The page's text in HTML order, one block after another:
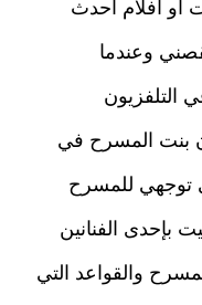
أفلام أحدث
وعندما
التلفزيون
بنت المسرح في
توجهي للمسرح
بإحدى الفنانين
والقواعد التي